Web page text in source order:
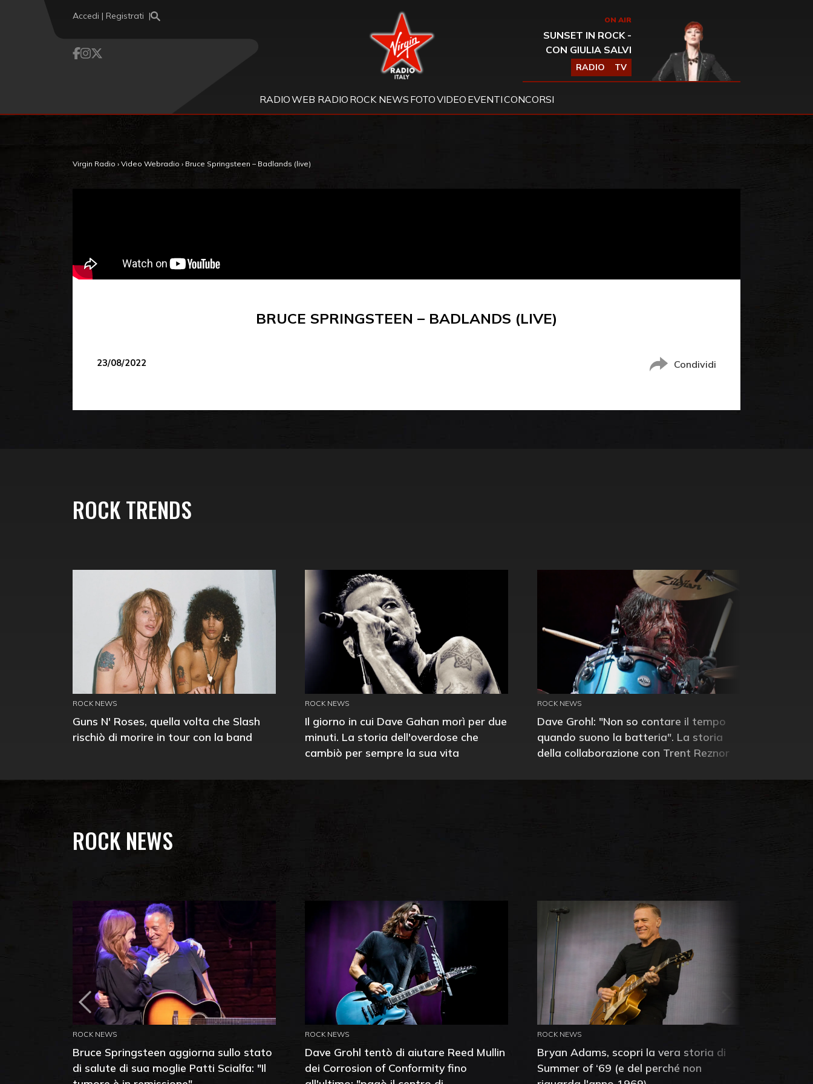
Accedi | Registrati Virgin Radio ON AIR
SUNSET IN ROCK -
CON GIULIA SALVI
RADIO TV
RADIOWEB RADIO ROCK NEWS FOTOVIDEO EVENTICONCORSI
Virgin Radio › Video Webradio › Bruce Springsteen – Badlands (live)
BRUCE SPRINGSTEEN – BADLANDS (LIVE)
23/08/2022 Condividi
ROCK TRENDS
ROCK NEWS
Guns N' Roses, quella volta che Slash
rischiò di morire in tour con la band
ROCK NEWS
Il giorno in cui Dave Gahan morì per due
minuti. La storia dell'overdose che
cambiò per sempre la sua vita
ROCK NEWS
Dave Grohl: "Non so contare il tempo
quando suono la batteria". La storia
della collaborazione con Trent Reznor
ROCK NEWS
ROCK NEWS
Bruce Springsteen aggiorna sullo stato
di salute di sua moglie Patti Scialfa: "Il
ROCK NEWS
Dave Grohl tentò di aiutare Reed Mullin
dei Corrosion of Conformity fino
ROCK NEWS
Bryan Adams, scopri la vera storia di
Summer of ‘69 (e del perché non